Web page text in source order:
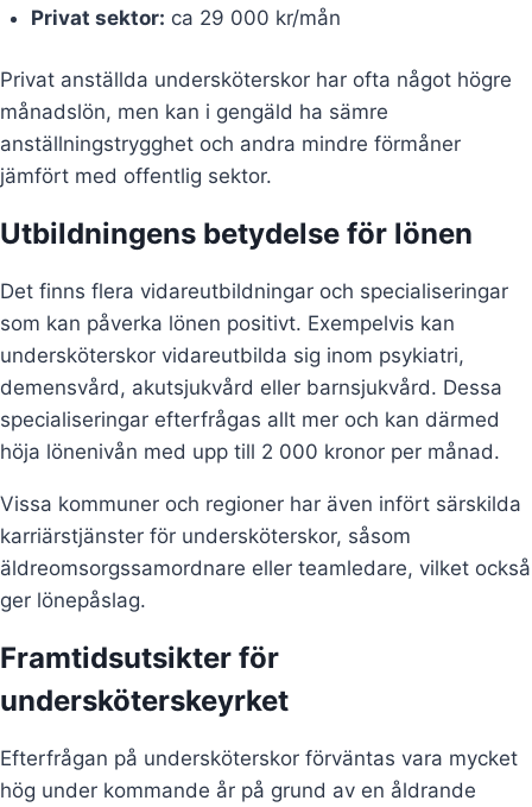
Privat sektor: ca 29 000 kr/mån
Privat anställda undersköterskor har ofta något högre
månadslön, men kan i gengäld ha sämre
anställningstrygghet och andra mindre förmåner
jämfört med offentlig sektor.
Utbildningens betydelse för lönen
Det finns flera vidareutbildningar och specialiseringar
som kan påverka lönen positivt. Exempelvis kan
undersköterskor vidareutbilda sig inom psykiatri,
demensvård, akutsjukvård eller barnsjukvård. Dessa
specialiseringar efterfrågas allt mer och kan därmed
höja lönenivån med upp till 2 000 kronor per månad.
Vissa kommuner och regioner har även infört särskilda
karriärstjänster för undersköterskor, såsom
äldreomsorgssamordnare eller teamledare, vilket också
ger lönepåslag.
Framtidsutsikter för
undersköterskeyrket
Efterfrågan på undersköterskor förväntas vara mycket
hög under kommande år på grund av en åldrande